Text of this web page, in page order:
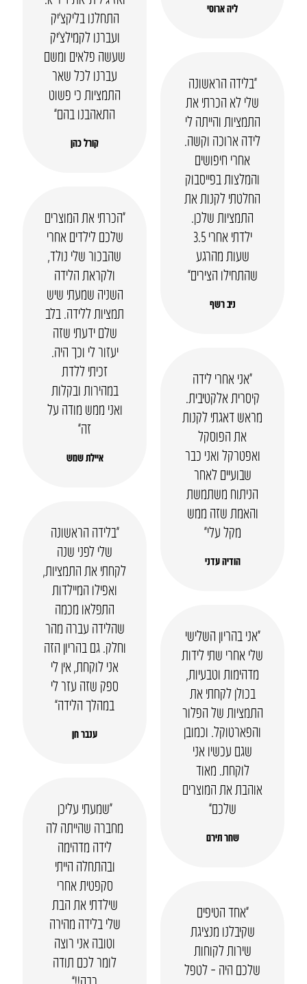
ליה ארוסי
התחלנו בליקצ’יק
ועברנו לקמילצ’יק
שעשה פלאים ומשם
עברנו לכל שאר
התמציות כי פשוט
התאהבנו בהם”
קורל כהן
“בלידה הראשונה
שלי לא הכרתי את
התמציות והייתה לי
לידה ארוכה וקשה.
אחרי חיפושים
והמלצות בפייסבוק
החלטתי לקנות את
התמציות שלכן.
ילדתי אחרי 3.5
שעות מהרגע
שהתחילו הצירים”
ניב רשף
“הכרתי את המוצרים
שלכם לילדים אחרי
שהבכור שלי נולד,
ולקראת הלידה
השניה שמעתי שיש
תמציות ללידה. בלב
שלם ידעתי שזה
יעזור לי וכך היה.
זכיתי ללדת
במהירות ובקלות
ואני ממש מודה על
זה”
איילת שמש
“אני אחרי לידה
קיסרית אלקטיבית.
מראש דאגתי לקנות
את הפוסקל
ואפטרקל ואני כבר
שבועיים לאחר
הניתוח משתמשת
והאמת שזה ממש
מקל עלי״
הודיה עדני
“בלידה הראשונה
שלי לפני שנה
לקחתי את התמציות,
ואפילו המיילדות
התפלאו מכמה
שהלידה עברה מהר
וחלק. גם בהריון הזה
אני לוקחת, אין לי
ספק שזה עזר לי
במהלך הלידה”
ענבר חן
“אני בהריון השלישי
שלי אחרי שתי לידות
מדהימות וטבעיות,
בכולן לקחתי את
התמציות של הפלור
והפארטוקל. וכמובן
שגם עכשיו אני
לוקחת. מאוד
אוהבת את המוצרים
שלכם”
שחר תירם
“שמעתי עליכן
מחברה שהייתה לה
לידה מדהימה
ובהתחלה הייתי
סקפטית אחרי
שילדתי את הבת
שלי בלידה מהירה
וטובה אני רוצה
לומר לכם תודה
רבה!!”
“אחד הטיפים
שקיבלנו מנציגת
שירות לקוחות
שלכם היה – לטפל